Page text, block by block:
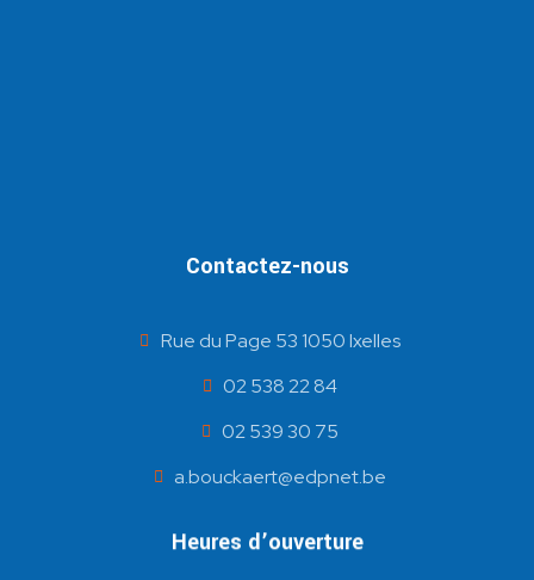
Contactez-nous
Rue du Page 53 1050 Ixelles
02 538 22 84
02 539 30 75
a.bouckaert@edpnet.be
Heures d’ouverture